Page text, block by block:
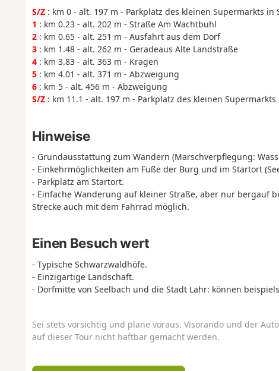
S/Z: km 0 - alt. 197 m - Parkplatz des kleinen Supermarkts in
1 : km 0.23 - alt. 202 m - Straße Am Wachtbuhl
2: km 0.65 - alt. 251 m - Ausfahrt aus dem Dorf
3: km 1.48 - alt. 262 m - Geradeaus Alte Landstraße
4: km 3.83 - alt. 363 m - Kragen
5: km 4.01 - alt. 371 m - Abzweigung
6: km 5 - alt. 456 m - Abzweigung
S/Z: km 11.1 - alt. 197 m - Parkplatz des kleinen Supermarkts
Hinweise
- Grundausstattung zum Wandern (Marschverpflegung:
- Einkehrmöglichkeiten am Fuße der Burg und im Startort
- Parkplatz am Startort.
- Einfache Wanderung auf kleiner Straße, aber nur bergauf
Strecke auch mit dem Fahrrad möglich.
Einen Besuch wert
- Typische Schwarzwaldhöfe.
- Einzigartige Landschaft.
- Dorfmitte von Seelbach und die Stadt Lahr: können
Sei stets vorsichtig und plane voraus. Visorando und der
auf dieser Tour nicht haftbar gemacht werden.